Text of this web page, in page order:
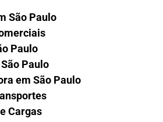
São Paulo
Paulo
Paulo
em São Paulo
Cargas